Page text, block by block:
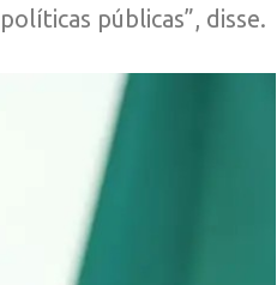
públicas”, disse.